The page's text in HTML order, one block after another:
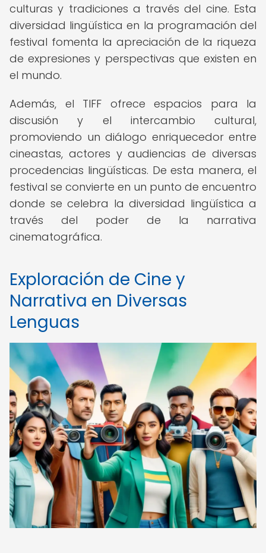
culturas y tradiciones a través del cine. Esta
diversidad lingüística en la programación del
festival fomenta la apreciación de la riqueza
de expresiones y perspectivas que existen en
el mundo.
Además, el TIFF ofrece espacios para la
discusión y el intercambio cultural,
promoviendo un diálogo enriquecedor entre
cineastas, actores y audiencias de diversas
procedencias lingüísticas. De esta manera, el
festival se convierte en un punto de encuentro
donde se celebra la diversidad lingüística a
través del poder de la narrativa
cinematográfica.
Exploración de Cine y
Narrativa en Diversas
Lenguas